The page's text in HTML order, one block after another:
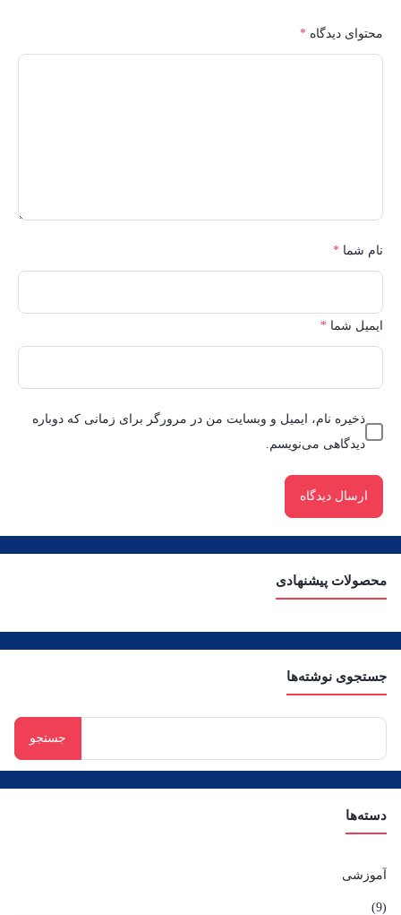
محصولات پیشنهادی
جستجوی نوشته‌ها
برای:
دسته‌ها
آموزشی
(9)
محتوای دیدگاه *
نام شما *
ایمیل شما *
ذخیره نام، ایمیل و وبسایت من در مرورگر برای زمانی که دوباره
دیدگاهی می‌نویسم.